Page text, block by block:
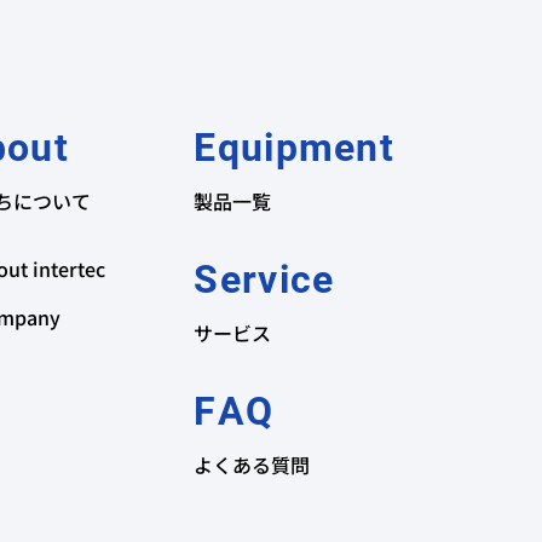
について
intertec
Equipment
製品一覧
Service
サービス
FAQ
よくある質問